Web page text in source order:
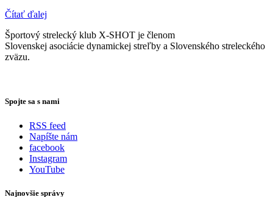
Čítať ďalej
Športový strelecký klub X-SHOT je členom
Slovenskej asociácie dynamickej streľby a Slovenského streleckého
zväzu.
Spojte sa s nami
RSS feed
Napíšte nám
facebook
Instagram
YouTube
Najnovšie správy